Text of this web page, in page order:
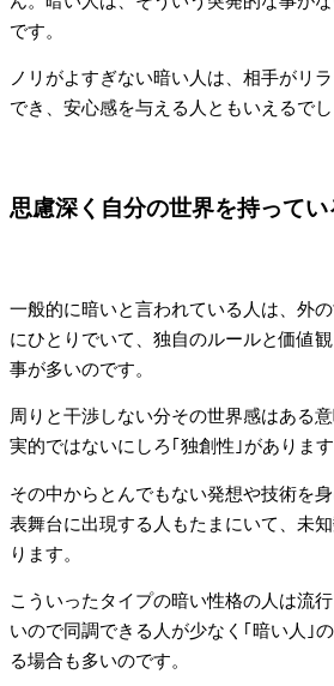
です。
ノリがよすぎない暗い人は、相手がリ
でき、安心感を与える人ともいえるでし
思慮深く自分の世界を持ってい
一般的に暗いと言われている人は、外
にひとりでいて、独自のルールと価値
事が多いのです。
周りと干渉しない分その世界感はある
実的ではないにしろ｢独創性｣があります
その中からとんでもない発想や技術を
表舞台に出現する人もたまにいて、未
ります。
こういったタイプの暗い性格の人は流
いので同調できる人が少なく｢暗い人｣
る場合も多いのです。